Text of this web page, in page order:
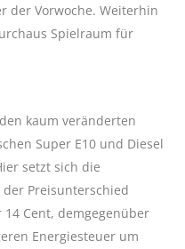
der Vorwoche. Weiterhin
Spielraum für
kaum veränderten
Super E10 und Diesel
setzt sich die
Preisunterschied
Cent, demgegenüber
Energiesteuer um